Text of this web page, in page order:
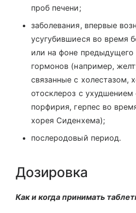
проб печени;
заболевания, впервые
усугубившиеся во время
или на фоне
гормонов (например,
связанные с холестазом,
отосклероз с ухудшением
порфирия, герпес во
хорея Сиденхема);
послеродовый период.
Дозировка
Как и когда принимать